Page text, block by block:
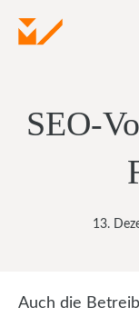
Inhalt
SEO-
13.
Auch die